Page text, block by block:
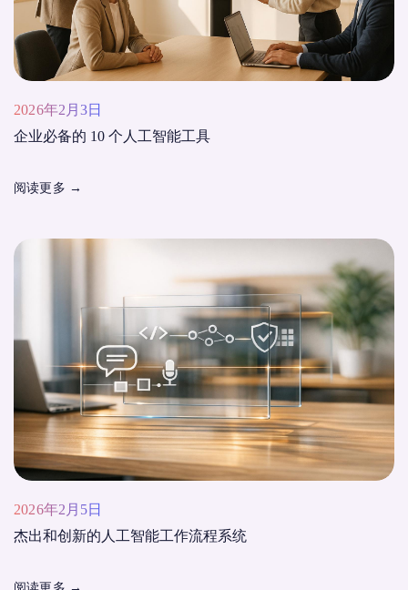
2026年2月3日
企业必备的 10 个人工智能工具
阅读更多 →
2026年2月5日
杰出和创新的人工智能工作流程系统